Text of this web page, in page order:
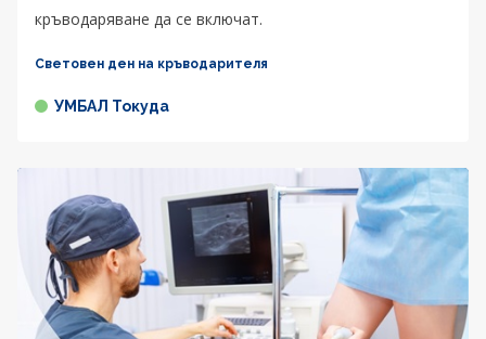
кръводаряване да се включат.
Световен ден на кръводарителя
УМБАЛ Токуда